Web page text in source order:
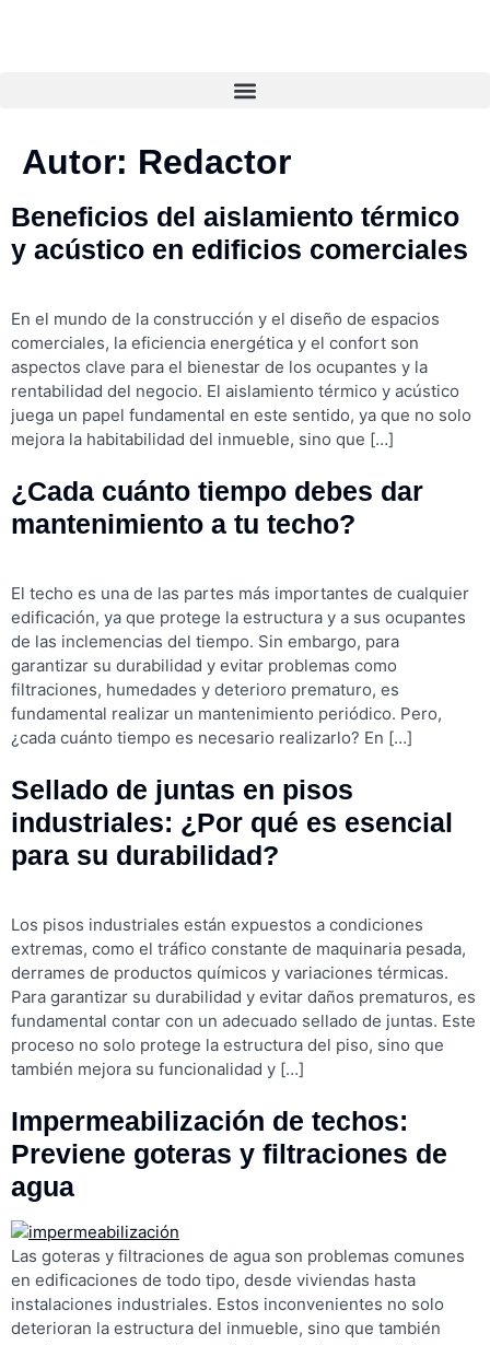
Autor: Redactor
Beneficios del aislamiento térmico
y acústico en edificios comerciales
En el mundo de la construcción y el diseño de espacios
comerciales, la eficiencia energética y el confort son
aspectos clave para el bienestar de los ocupantes y la
rentabilidad del negocio. El aislamiento térmico y acústico
juega un papel fundamental en este sentido, ya que no solo
mejora la habitabilidad del inmueble, sino que […]
¿Cada cuánto tiempo debes dar
mantenimiento a tu techo?
El techo es una de las partes más importantes de cualquier
edificación, ya que protege la estructura y a sus ocupantes
de las inclemencias del tiempo. Sin embargo, para
garantizar su durabilidad y evitar problemas como
filtraciones, humedades y deterioro prematuro, es
fundamental realizar un mantenimiento periódico. Pero,
¿cada cuánto tiempo es necesario realizarlo? En […]
Sellado de juntas en pisos
industriales: ¿Por qué es esencial
para su durabilidad?
Los pisos industriales están expuestos a condiciones
extremas, como el tráfico constante de maquinaria pesada,
derrames de productos químicos y variaciones térmicas.
Para garantizar su durabilidad y evitar daños prematuros, es
fundamental contar con un adecuado sellado de juntas. Este
proceso no solo protege la estructura del piso, sino que
también mejora su funcionalidad y […]
Impermeabilización de techos:
Previene goteras y filtraciones de
agua
Las goteras y filtraciones de agua son problemas comunes
en edificaciones de todo tipo, desde viviendas hasta
instalaciones industriales. Estos inconvenientes no solo
deterioran la estructura del inmueble, sino que también